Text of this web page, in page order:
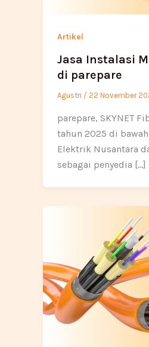
Artikel
Jasa Instalasi
di parepare
Agustri / 22 November
parepare, SKYNET
tahun 2025 di bawah
Elektrik Nusantara
sebagai penyedia […]